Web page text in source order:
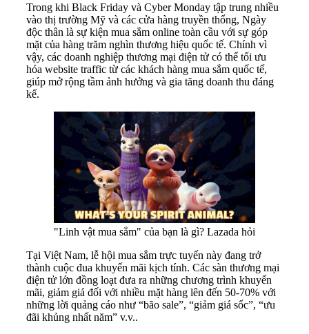
Trong khi Black Friday và Cyber Monday tập trung nhiều
vào thị trường Mỹ và các cửa hàng truyền thống, Ngày
độc thân là sự kiện mua sắm online toàn cầu với sự góp
mặt của hàng trăm nghìn thương hiệu quốc tế. Chính vì
vậy, các doanh nghiệp thương mại điện tử có thể tối ưu
hóa website traffic từ các khách hàng mua sắm quốc tế,
giúp mở rộng tầm ảnh hưởng và gia tăng doanh thu đáng
kể.
"Linh vật mua sắm" của bạn là gì? Lazada hỏi
Tại Việt Nam, lễ hội mua sắm trực tuyến này đang trở
thành cuộc đua khuyến mãi kịch tính. Các sàn thương mại
điện tử lớn đồng loạt đưa ra những chương trình khuyến
mãi, giảm giá đối với nhiều mặt hàng lên đến 50-70% với
những lời quảng cáo như “bão sale”, “giảm giá sốc”, “ưu
đãi khủng nhất năm” v.v..